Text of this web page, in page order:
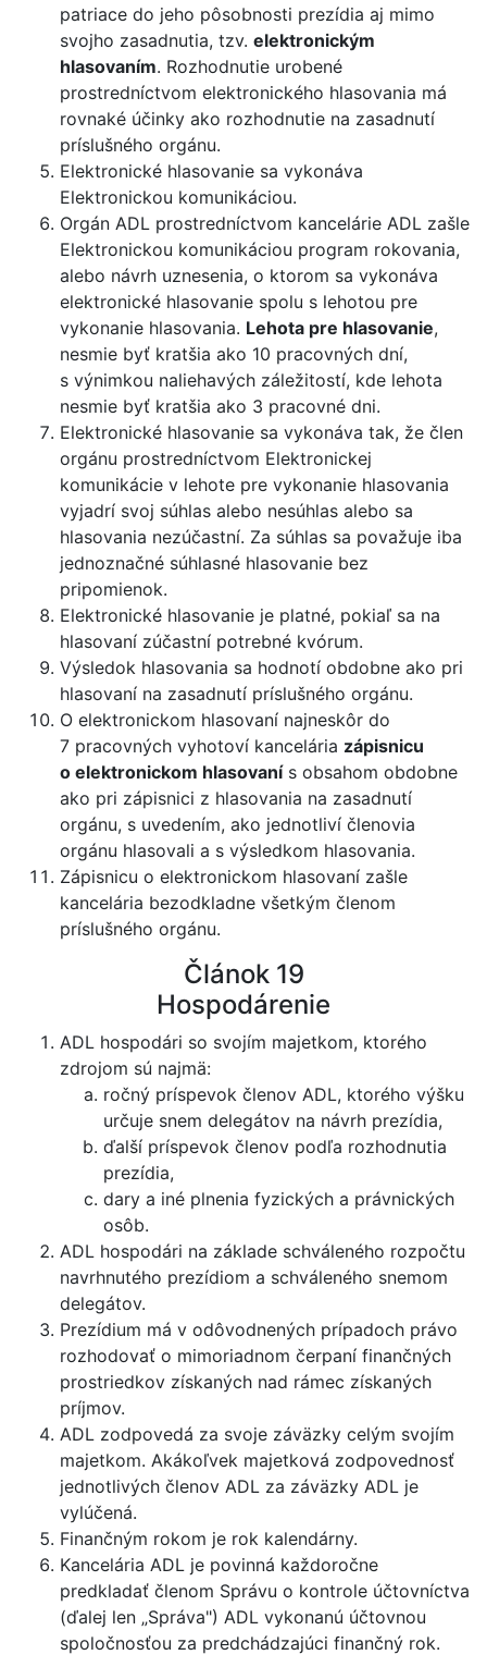
patriace do jeho pôsobnosti prezídia aj mimo
svojho zasadnutia, tzv. elektronickým
hlasovaním. Rozhodnutie urobené
prostredníctvom elektronického hlasovania má
rovnaké účinky ako rozhodnutie na zasadnutí
príslušného orgánu.
Elektronické hlasovanie sa vykonáva
Elektronickou komunikáciou.
Orgán ADL prostredníctvom kancelárie ADL zašle
Elektronickou komunikáciou program rokovania,
alebo návrh uznesenia, o ktorom sa vykonáva
elektronické hlasovanie spolu s lehotou pre
vykonanie hlasovania. Lehota pre hlasovanie,
nesmie byť kratšia ako 10 pracovných dní,
s výnimkou naliehavých záležitostí, kde lehota
nesmie byť kratšia ako 3 pracovné dni.
Elektronické hlasovanie sa vykonáva tak, že člen
orgánu prostredníctvom Elektronickej
komunikácie v lehote pre vykonanie hlasovania
vyjadrí svoj súhlas alebo nesúhlas alebo sa
hlasovania nezúčastní. Za súhlas sa považuje iba
jednoznačné súhlasné hlasovanie bez
pripomienok.
Elektronické hlasovanie je platné, pokiaľ sa na
hlasovaní zúčastní potrebné kvórum.
Výsledok hlasovania sa hodnotí obdobne ako pri
hlasovaní na zasadnutí príslušného orgánu.
O elektronickom hlasovaní najneskôr do
7 pracovných vyhotoví kancelária zápisnicu
o elektronickom hlasovanís obsahom obdobne
ako pri zápisnici z hlasovania na zasadnutí
orgánu, s uvedením, ako jednotliví členovia
orgánu hlasovali a s výsledkom hlasovania.
Zápisnicu o elektronickom hlasovaní zašle
kancelária bezodkladne všetkým členom
príslušného orgánu.
Článok 19
Hospodárenie
ADL hospodári so svojím majetkom, ktorého
zdrojom sú najmä:
ročný príspevok členov ADL, ktorého výšku
určuje snem delegátov na návrh prezídia,
ďalší príspevok členov podľa rozhodnutia
prezídia,
dary a iné plnenia fyzických a právnických
osôb.
ADL hospodári na základe schváleného rozpočtu
navrhnutého prezídiom a schváleného snemom
delegátov.
Prezídium má v odôvodnených prípadoch právo
rozhodovať o mimoriadnom čerpaní finančných
prostriedkov získaných nad rámec získaných
príjmov.
ADL zodpovedá za svoje záväzky celým svojím
majetkom. Akákoľvek majetková zodpovednosť
jednotlivých členov ADL za záväzky ADL je
vylúčená.
Finančným rokom je rok kalendárny.
Kancelária ADL je povinná každoročne
predkladať členom Správu o kontrole účtovníctva
(ďalej len „Správa") ADL vykonanú účtovnou
spoločnosťou za predchádzajúci finančný rok.